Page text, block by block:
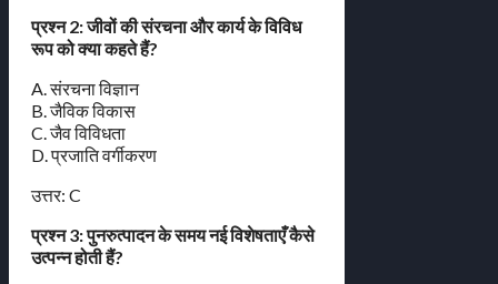
प्रश्न 2: जीवों की संरचना और कार्य के विविध
रूप को क्या कहते हैं?
A. संरचना विज्ञान
B. जैविक विकास
C. जैव विविधता
D. प्रजाति वर्गीकरण
उत्तर: C
प्रश्न 3: पुनरुत्पादन के समय नई विशेषताएँ कैसे
उत्पन्न होती हैं?